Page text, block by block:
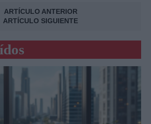
ARTÍCULO ANTERIOR
ARTÍCULO SIGUIENTE